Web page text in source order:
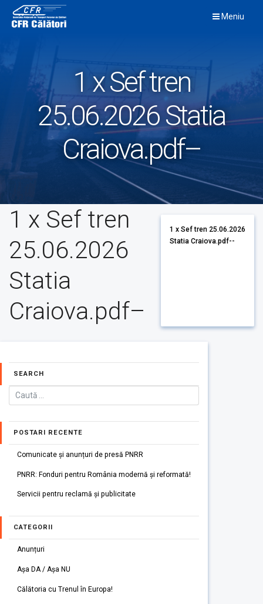
content
Meniu
1 x Sef tren
25.06.2026 Statia
Craiova.pdf–
1 x Sef tren
25.06.2026
Statia
Craiova.pdf–
1 x Sef tren 25.06.2026
Statia Craiova.pdf--
SEARCH
POSTARI RECENTE
Comunicate și anunțuri de presă PNRR
PNRR: Fonduri pentru România modernă și reformată!
Servicii pentru reclamă și publicitate
CATEGORII
Anunțuri
Așa DA / Așa NU
Călătoria cu Trenul în Europa!